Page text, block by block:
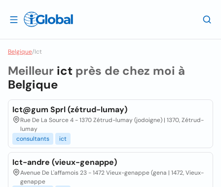
Belgique/Ict
Meilleur ict près de chez moi à
Belgique
Ict@gum Sprl (zétrud-lumay)
Rue De La Source 4 - 1370 Zétrud-lumay (jodoigne) | 1370, Zétrud-
lumay
consultants
ict
Ict-andre (vieux-genappe)
Avenue De L'affamois 23 - 1472 Vieux-genappe (gena | 1472, Vieux-
genappe